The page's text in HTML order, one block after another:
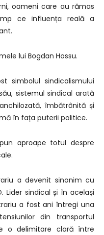
oameni care au rămas
ce influența reală a
lui Bogdan Hossu.
simbolul sindicalismului
sistemul sindical arată
îmbătrânită și
în fața puterii politice.
aproape totul despre
a devenit sinonim cu
Lider sindical și în același
a fost ani întregi una
din transportul
o delimitare clară între